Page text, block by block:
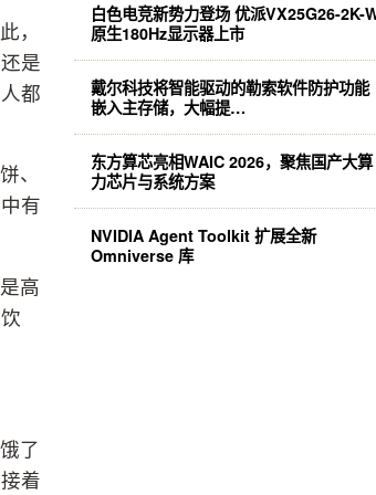
，
是
都
、
有
高
了
着
白色电竞新势力登场 优派VX25G26-2K-
原生180Hz显示器上市
戴尔科技将智能驱动的勒索软件防护功能
嵌入主存储，大幅提…
东方算芯亮相WAIC 2026，聚焦国产大算
力芯片与系统方案
NVIDIA Agent Toolkit 扩展全新
Omniverse 库